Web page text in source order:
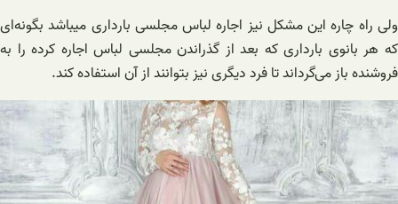
ولی راه چاره این مشکل نیز اجاره لباس مجلسی بارداری میباشد بگونه‌ای
که هر بانوی بارداری که بعد از گذراندن مجلسی لباس اجاره کرده را به
فروشنده باز می‌گرداند تا فرد دیگری نیز بتوانند از آن استفاده کند.